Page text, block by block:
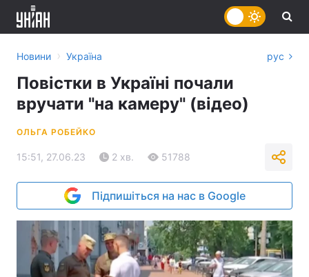
Новини › Україна рус
Повістки в Україні почали
вручати "на камеру" (відео)
ОЛЬГА РОБЕЙКО
15:51, 27.06.23 2 хв. 51788
Підпишіться на нас в Google